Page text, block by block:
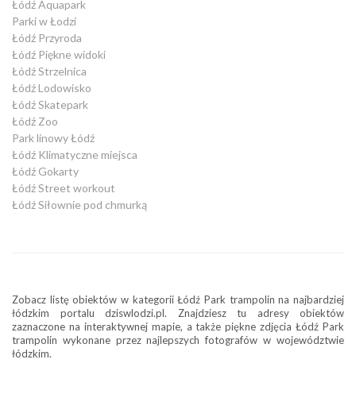
Łódź Aquapark
Parki w Łodzi
Łódź Przyroda
Łódź Piękne widoki
Łódź Strzelnica
Łódź Lodowisko
Łódź Skatepark
Łódź Zoo
Park linowy Łódź
Łódź Klimatyczne miejsca
Łódź Gokarty
Łódź Street workout
Łódź Siłownie pod chmurką
Zobacz listę obiektów w kategorii Łódź Park trampolin na najbardziej
łódzkim portalu dziswlodzi.pl. Znajdziesz tu adresy obiektów
zaznaczone na interaktywnej mapie, a także piękne zdjęcia Łódź Park
trampolin wykonane przez najlepszych fotografów w województwie
łódzkim.